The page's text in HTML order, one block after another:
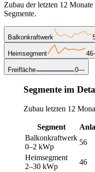
Zubau der letzten 12
Segmente.
Balkonkraftwerk
Heimsegment 46
Freifläche 0—
Segmente im
Zubau letzten 12
Segment
Balkonkraftwerk
0–2 kWp
56
Heimsegment
2–30 kWp
46